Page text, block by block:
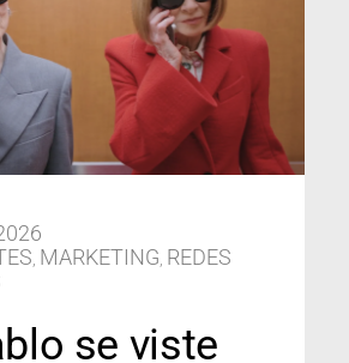
MARKETING REDES
se viste